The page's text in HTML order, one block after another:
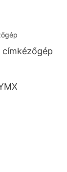
címkézőgép